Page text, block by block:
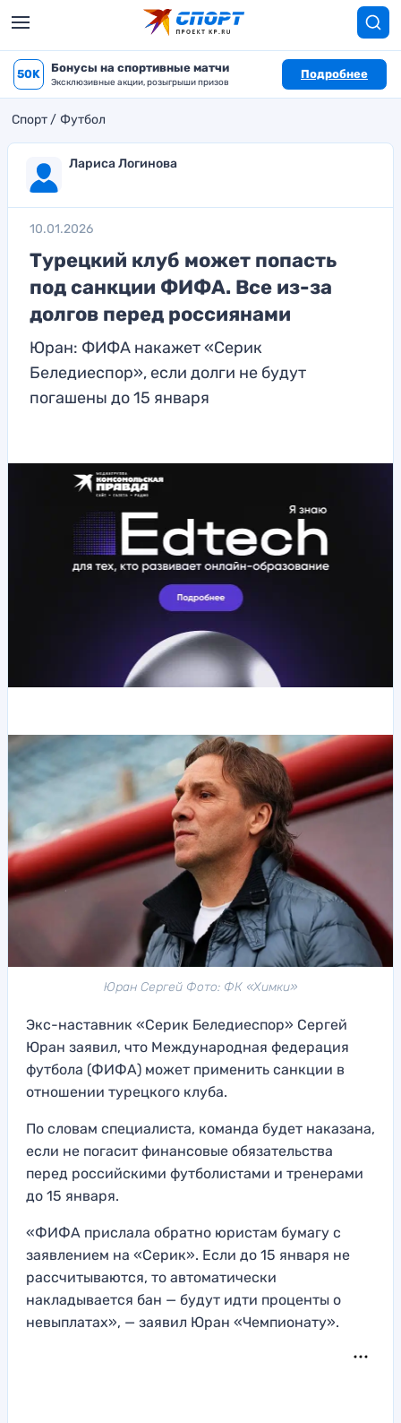
50K Бонусы на спортивные матчи
Эксклюзивные акции, розыгрыши призов
Подробнее
Спорт Футбол
Лариса Логинова
10.01.2026
Турецкий клуб может попасть
под санкции ФИФА. Все из-за
долгов перед россиянами
Юран: ФИФА накажет «Серик
Беледиеспор», если долги не будут
погашены до 15 января
Юран Сергей Фото: ФК «Химки»
Экс-наставник «Серик Беледиеспор» Сергей
Юран заявил, что Международная федерация
футбола (ФИФА) может применить санкции в
отношении турецкого клуба.
По словам специалиста, команда будет наказана,
если не погасит финансовые обязательства
перед российскими футболистами и тренерами
до 15 января.
«ФИФА прислала обратно юристам бумагу с
заявлением на «Серик». Если до 15 января не
рассчитываются, то автоматически
накладывается бан — будут идти проценты о
невыплатах», — заявил Юран «Чемпионату».